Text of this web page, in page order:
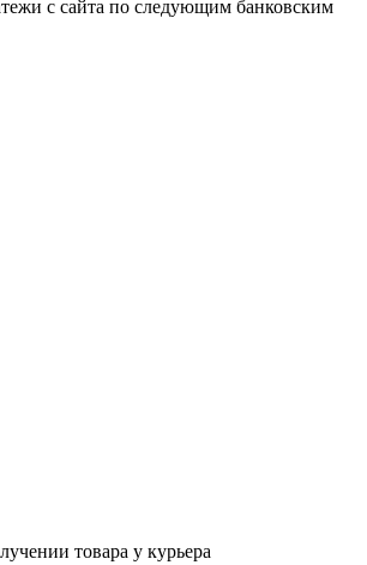
с сайта по следующим банковским
товара у курьера